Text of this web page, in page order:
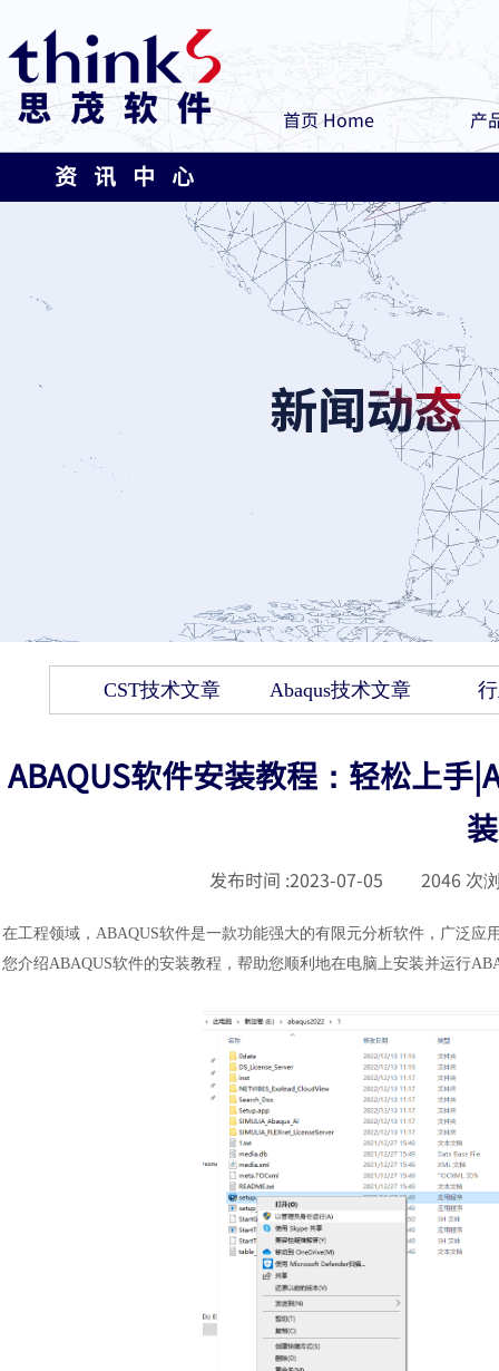
首页 Home 产
资 讯 中 心
CST技术文章 Abaqus技术文章
ABAQUS软件安装教程：轻松上手
发布时间 :2023-07-05 2046 次
在工程领域，ABAQUS软件是一款功能强大的有限元分析软件，广泛应
您介绍ABAQUS软件的安装教程，帮助您顺利地在电脑上安装并运行